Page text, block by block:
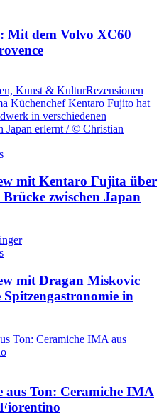
Mit dem Volvo XC60
Kunst & KulturRezensionen
mit Kentaro Fujita über
zwischen Japan
mit Dragan Miskovic
in
aus Ton: Ceramiche IMA